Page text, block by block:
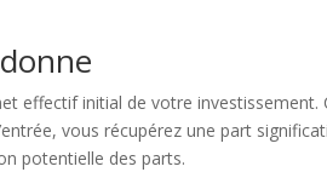
effectif initial de votre investissement.
vous récupérez une part
potentielle des parts.